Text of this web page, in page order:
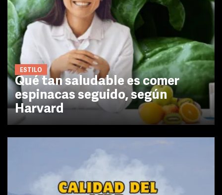
ESTILO
Qué tan saludable es comer
espinacas seguido, según
Harvard